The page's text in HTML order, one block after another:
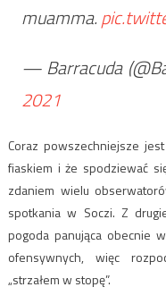
muamma.
— Barracuda
2021
Coraz powszechniejsze
fiaskiem i że spodziewać
zdaniem wielu
spotkania w Soczi. Z
pogoda panująca obecnie
ofensywnych, więc
„strzałem w stopę”.